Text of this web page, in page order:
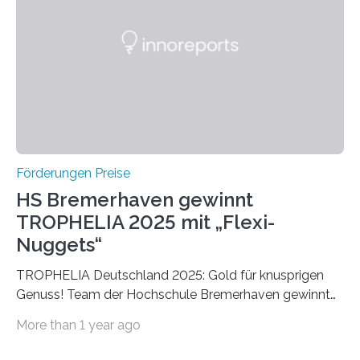
Foundation, des BIAL Award in Biomedicine ist in
Förderungen Preise
HS Bremerhaven gewinnt
TROPHELIA 2025 mit „Flexi-
Nuggets“
TROPHELIA Deutschland 2025: Gold für knusprigen
Genuss! Team der Hochschule Bremerhaven gewinnt
ECOTROPHELIAMit der Produktidee “Flexi-Nuggets”
More than 1 year ago